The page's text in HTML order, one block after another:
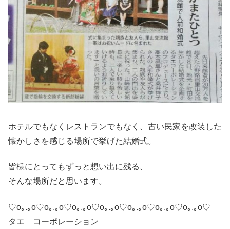
ホテルでもなくレストランでもなく、古い民家を改装した
懐かしさを感じる場所で挙げた結婚式。
皆様にとってもずっと想い出に残る、
そんな場所だと思います。
♡o｡.｡o♡o｡.｡o♡o｡.｡o♡o｡.｡o♡o｡.｡o♡o｡.｡o♡o｡.｡o♡
タエ コーポレーション